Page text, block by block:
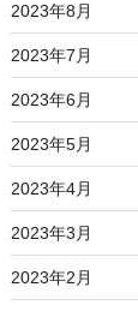
2023年8月
2023年7月
2023年6月
2023年5月
2023年4月
2023年3月
2023年2月